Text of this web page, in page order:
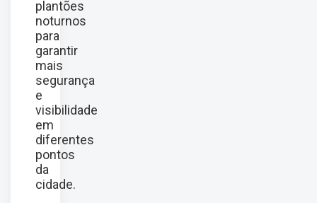
plantões
noturnos
para
garantir
mais
segurança
e
visibilidade
em
diferentes
pontos
da
cidade.